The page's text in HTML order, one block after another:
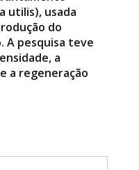
utilis), usada
do
A pesquisa teve
a
a regeneração